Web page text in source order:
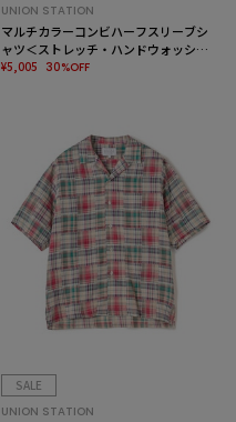
UNION STATION
マルチカラーコンビハーフスリーブシ
ャツ＜ストレッチ・ハンドウォッシャ
ブル＞
¥5,005 30%OFF
SALE
UNION STATION